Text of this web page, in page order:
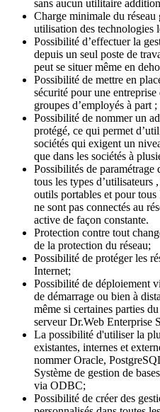
sans aucun utilitaire
Charge minimale du
utilisation des technologies
Possibilité d’effectuer la
depuis un seul poste de
peut se situer même en
Possibilité de mettre en
sécurité pour une
groupes d’employés à part ;
Possibilité de nommer un
protégé, ce qui permet
sociétés qui exigent un
que dans les sociétés à
Possibilités de
tous les types d’utilisateurs
outils portables et pour
ne sont pas connectés au
active de façon constante.
Protection contre tout
de la protection du réseau;
Possibilité de protéger les
Internet;
Possibilité de déploiement
de démarrage ou bien à
même si certaines parties
serveur Dr.Web Enterprise
La possibilité d'utiliser la
existantes, internes et
nommer Oracle,
Système de gestion de
via ODBC;
Possibilité de créer des